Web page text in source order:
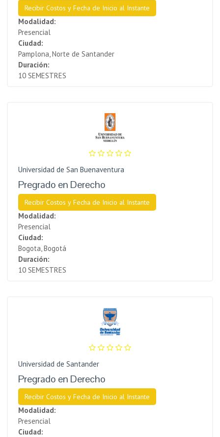
Recibir Costos y Fecha de Inicio al Instante
Modalidad:
Presencial
Ciudad:
Pamplona, Norte de Santander
Duración:
10 SEMESTRES
Universidad de San Buenaventura
Pregrado en Derecho
Recibir Costos y Fecha de Inicio al Instante
Modalidad:
Presencial
Ciudad:
Bogota, Bogotá
Duración:
10 SEMESTRES
Universidad de Santander
Pregrado en Derecho
Recibir Costos y Fecha de Inicio al Instante
Modalidad:
Presencial
Ciudad: